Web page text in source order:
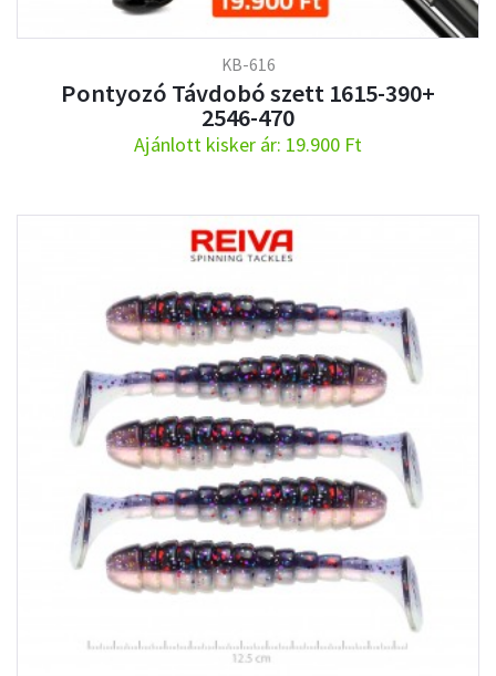
KB-616
Pontyozó Távdobó szett 1615-390+
2546-470
Ajánlott kisker ár: 19.900 Ft